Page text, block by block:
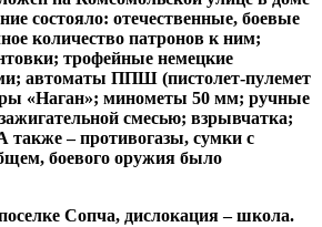
состояло: отечественные, боевые
количество патронов к ним;
трофейные немецкие
автоматы ППШ (пистолет-пулемет
«Наган»; минометы 50 мм; ручные
смесью; взрывчатка;
также – противогазы, сумки с
боевого оружия было
Сопча, дислокация – школа.